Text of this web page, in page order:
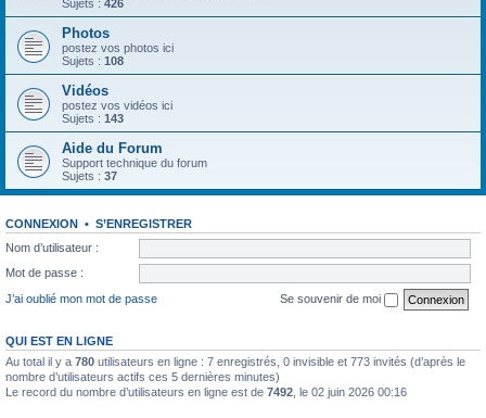
Sujets : 426
Photos
postez vos photos ici
Sujets : 108
Vidéos
postez vos vidéos ici
Sujets : 143
Aide du Forum
Support technique du forum
Sujets : 37
CONNEXION • S’ENREGISTRER
Nom d’utilisateur :
Mot de passe :
J’ai oublié mon mot de passe
Se souvenir de moi
QUI EST EN LIGNE
Au total il y a 780 utilisateurs en ligne : 7 enregistrés, 0 invisible et 773 invités (d’après le
nombre d’utilisateurs actifs ces 5 dernières minutes)
Le record du nombre d’utilisateurs en ligne est de 7492 , le 02 juin 2026 00:16